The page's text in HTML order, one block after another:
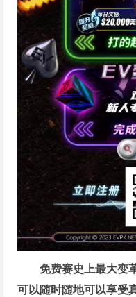
免费赛史上最大变
可以随时随地可以享受